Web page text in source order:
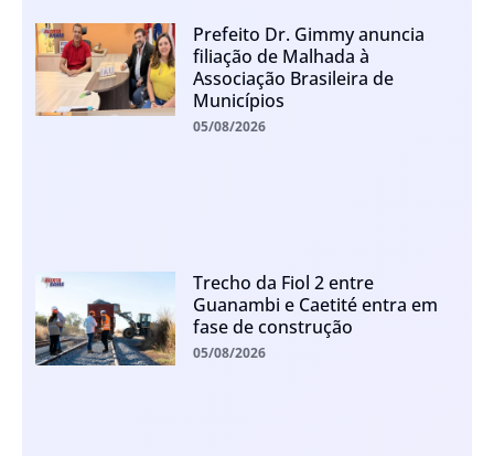
Prefeito Dr. Gimmy anuncia
filiação de Malhada à
Associação Brasileira de
Municípios
05/08/2026
Trecho da Fiol 2 entre
Guanambi e Caetité entra em
fase de construção
05/08/2026